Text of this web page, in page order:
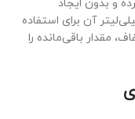
و بدون ایجاد
از پوست پاک می‌شود. حجم 150 میلی‌لیتر آن برای استفاده
مقدار باقی‌مانده را